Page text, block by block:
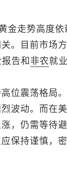
金走势高度
。目前市场
告和 非农就
位震荡格局
波动。而在
，仍需等待
保持谨慎，